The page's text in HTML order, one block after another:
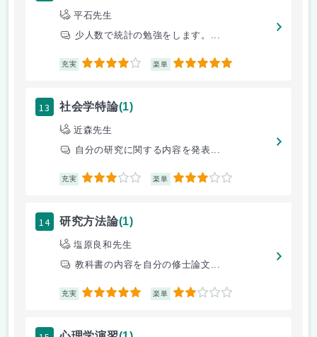
平石先生
少人数で統計の勉強をします。...
充実 4 楽単 5
13 社会学特論(1)
近森先生
自分の研究に関する内容を発表...
充実 3 楽単 3
14 研究方法論(1)
塩原良和先生
教科書の内容を自分の修士論文...
充実 5 楽単 2